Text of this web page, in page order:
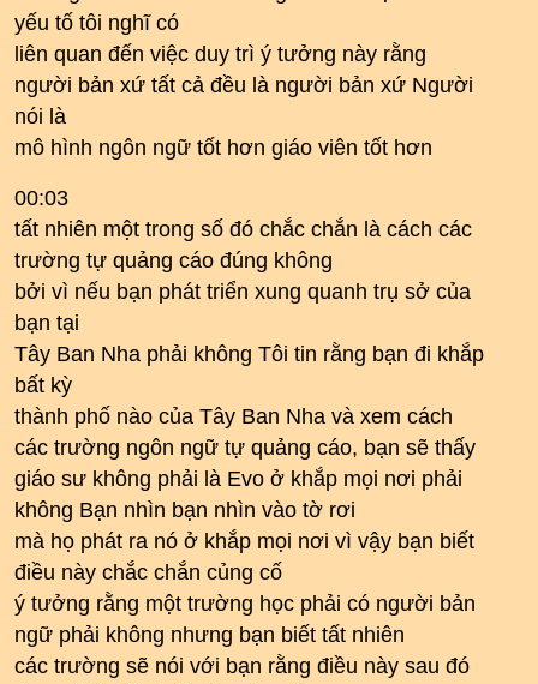
yếu tố tôi nghĩ có
liên quan đến việc duy trì ý tưởng này rằng
người bản xứ tất cả đều là người bản xứ Người
nói là
mô hình ngôn ngữ tốt hơn giáo viên tốt hơn
00:03
tất nhiên một trong số đó chắc chắn là cách các
trường tự quảng cáo đúng không
bởi vì nếu bạn phát triển xung quanh trụ sở của
bạn tại
Tây Ban Nha phải không Tôi tin rằng bạn đi khắp
bất kỳ
thành phố nào của Tây Ban Nha và xem cách
các trường ngôn ngữ tự quảng cáo, bạn sẽ thấy
giáo sư không phải là Evo ở khắp mọi nơi phải
không Bạn nhìn bạn nhìn vào tờ rơi
mà họ phát ra nó ở khắp mọi nơi vì vậy bạn biết
điều này chắc chắn củng cố
ý tưởng rằng một trường học phải có người bản
ngữ phải không nhưng bạn biết tất nhiên
các trường sẽ nói với bạn rằng điều này sau đó